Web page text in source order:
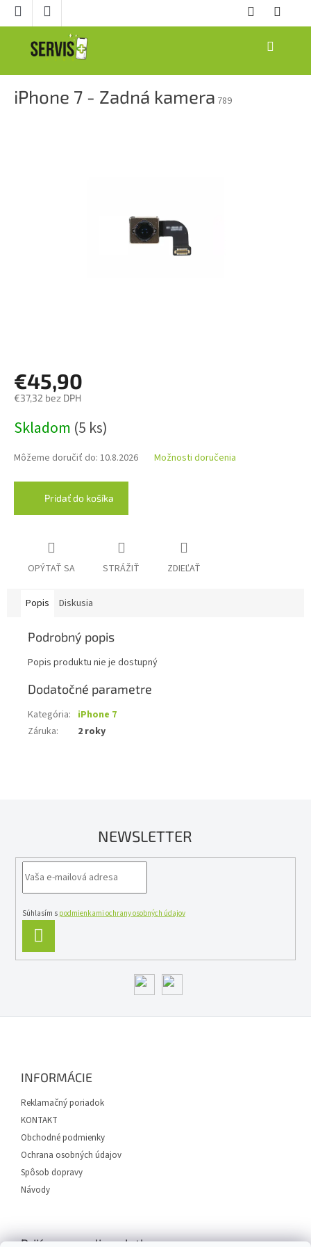
Prejsť
NÁKUPNÝ
iPhone 7 - Zadná kamera 789
€45,90
€37,32 bez DPH
cena:
Skladom (5 ks)
Môžeme doručiť do: 10.8.2026 Možnosti doručenia
Pridať do košíka
OPÝTAŤ SA STRÁŽIŤ ZDIEĽAŤ
Popis Diskusia
Podrobný popis
Popis produktu nie je dostupný
Dodatočné parametre
Kategória: iPhone 7
Záruka: 2 roky
NEWSLETTER
Súhlasím s podmienkami ochrany osobných údajov
SA
INFORMÁCIE
Reklamačný poriadok
KONTAKT
Obchodné podmienky
Ochrana osobných údajov
Spôsob dopravy
Návody
Prijímame online platby